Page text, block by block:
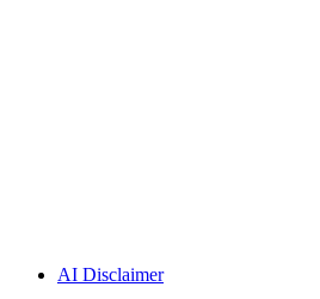
AI Disclaimer